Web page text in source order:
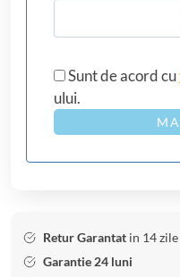
Sunt de acord cu
ului.
Retur Garantat in 14 zile
Garantie 24 luni